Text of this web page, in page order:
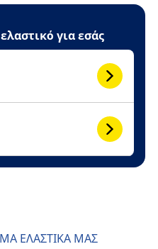
για εσάς
ΕΛΑΣΤΙΚΑ ΜΑΣ